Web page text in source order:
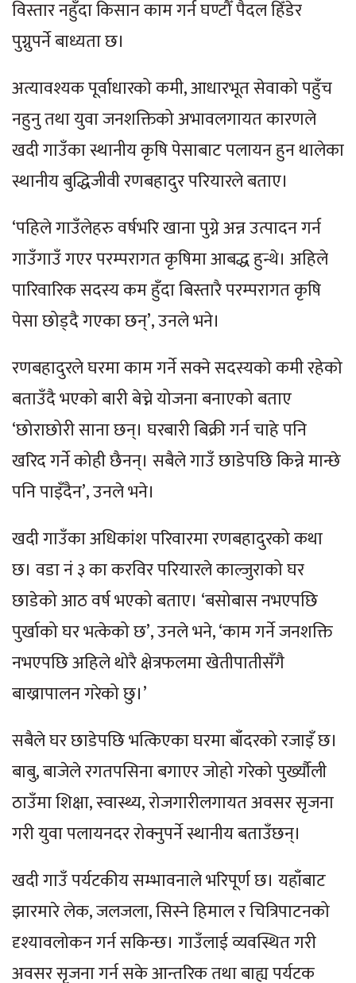
विस्तार नहुँदा किसान काम गर्न घण्टौँ पैदल हिँडेर
पुग्नुपर्ने बाध्यता छ।
अत्यावश्यक पूर्वाधारको कमी, आधारभूत सेवाको पहुँच
नहुनु तथा युवा जनशक्तिको अभावलगायत कारणले
खदी गाउँका स्थानीय कृषि पेसाबाट पलायन हुन थालेका
स्थानीय बुद्धिजीवी रणबहादुर परियारले बताए।
‘पहिले गाउँलेहरु वर्षभरि खाना पुग्ने अन्न उत्पादन गर्न
गाउँगाउँ गएर परम्परागत कृषिमा आबद्ध हुन्थे। अहिले
पारिवारिक सदस्य कम हुँदा बिस्तारै परम्परागत कृषि
पेसा छोड्दै गएका छन्’, उनले भने।
रणबहादुरले घरमा काम गर्ने सक्ने सदस्यको कमी रहेको
बताउँदै भएको बारी बेच्ने योजना बनाएको बताए
‘छोराछोरी साना छन्। घरबारी बिक्री गर्न चाहे पनि
खरिद गर्ने कोही छैनन्। सबैले गाउँ छाडेपछि किन्ने मान्छे
पनि पाइँदैन’, उनले भने।
खदी गाउँका अधिकांश परिवारमा रणबहादुरको कथा
छ। वडा नं ३ का करविर परियारले काल्जुराको घर
छाडेको आठ वर्ष भएको बताए। ‘बसोबास नभएपछि
पुर्खाको घर भत्केको छ’, उनले भने, ‘काम गर्ने जनशक्ति
नभएपछि अहिले थोरै क्षेत्रफलमा खेतीपातीसँगै
बाख्रापालन गरेको छु।’
सबैले घर छाडेपछि भत्किएका घरमा बाँदरको रजाइँ छ।
बाबु, बाजेले रगतपसिना बगाएर जोहो गरेको पुर्ख्यौली
ठाउँमा शिक्षा, स्वास्थ्य, रोजगारीलगायत अवसर सृजना
गरी युवा पलायनदर रोक्नुपर्ने स्थानीय बताउँछन्।
खदी गाउँ पर्यटकीय सम्भावनाले भरिपूर्ण छ। यहाँबाट
झारमारे लेक, जलजला, सिस्ने हिमाल र चित्रिपाटनको
दृश्यावलोकन गर्न सकिन्छ। गाउँलाई व्यवस्थित गरी
अवसर सृजना गर्न सके आन्तरिक तथा बाह्य पर्यटक